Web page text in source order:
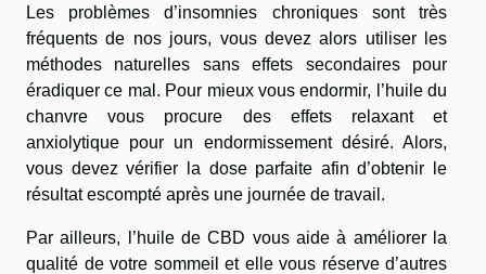
Les problèmes d’insomnies chroniques sont très
fréquents de nos jours, vous devez alors utiliser les
méthodes naturelles sans effets secondaires pour
éradiquer ce mal. Pour mieux vous endormir, l’huile du
chanvre vous procure des effets relaxant et
anxiolytique pour un endormissement désiré. Alors,
vous devez vérifier la dose parfaite afin d’obtenir le
résultat escompté après une journée de travail.
Par ailleurs, l’huile de CBD vous aide à améliorer la
qualité de votre sommeil et elle vous réserve d’autres